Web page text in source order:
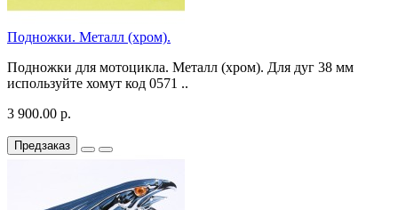
Подножки. Металл (хром).
Подножки для мотоцикла. Металл (хром). Для дуг 38 мм
используйте хомут код 0571 ..
3 900.00 р.
Предзаказ